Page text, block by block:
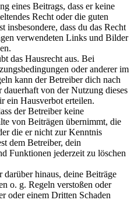
eines Beitrags, dass er keine
Recht oder die guten
insbesondere, dass du das Recht
verwendeten Links und Bilder
das Hausrecht aus. Bei
oder anderer im
kann der Betreiber dich nach
von der Nutzung dieses
ein Hausverbot erteilen.
der Betreiber keine
von Beiträgen übernimmt, die
die er nicht zur Kenntnis
dem Betreiber, dein
Funktionen jederzeit zu löschen
darüber hinaus, deine Beiträge
o. g. Regeln verstoßen oder
oder einem Dritten Schaden